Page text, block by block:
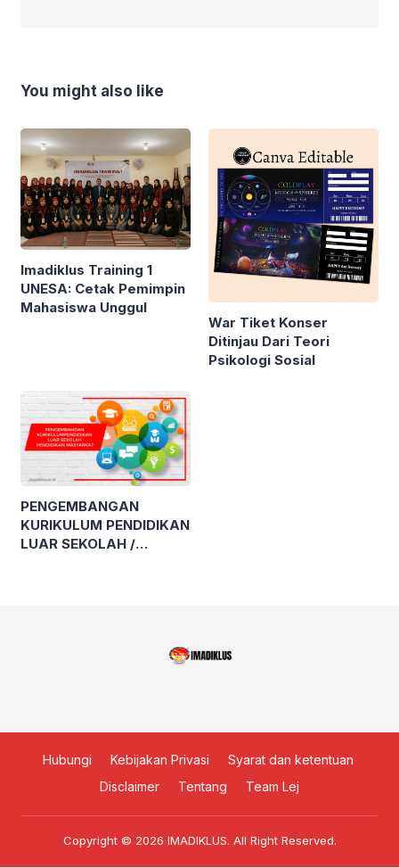
You might also like
Imadiklus Training 1
UNESA: Cetak Pemimpin
Mahasiswa Unggul
War Tiket Konser
Ditinjau Dari Teori
Psikologi Sosial
PENGEMBANGAN
KURIKULUM PENDIDIKAN
LUAR SEKOLAH /
Hubungi Kebijakan Privasi
Syarat dan ketentuan
Disclaimer
Tentang Team Lej
Copyright © 2026 IMADIKLUS. All Right Reserved.